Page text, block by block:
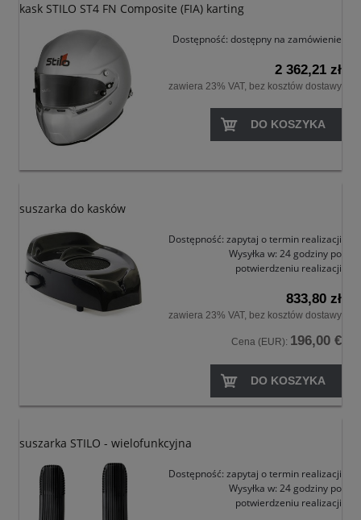
kask STILO ST4 FN Composite (FIA) karting
Dostępność: dostępny na zamówienie
2 362,21 zł
zawiera 23% VAT, bez kosztów dostawy
DO KOSZYKA
suszarka do kasków
Dostępność: zapytaj o termin realizacji
Wysyłka w: 24 godziny po
potwierdzeniu realizacji
833,80 zł
zawiera 23% VAT, bez kosztów dostawy
Cena (EUR): 196,00 €
DO KOSZYKA
suszarka STILO - wielofunkcyjna
Dostępność: zapytaj o termin realizacji
Wysyłka w: 24 godziny po
potwierdzeniu realizacji